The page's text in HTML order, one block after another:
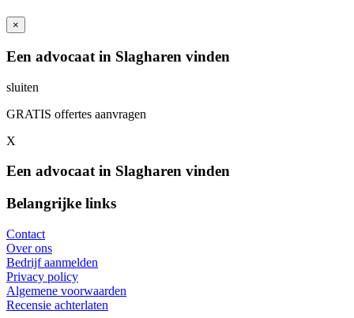
×
Een advocaat in Slagharen vinden
sluiten
GRATIS offertes aanvragen
X
Een advocaat in Slagharen vinden
Belangrijke links
Contact
Over ons
Bedrijf aanmelden
Privacy policy
Algemene voorwaarden
Recensie achterlaten